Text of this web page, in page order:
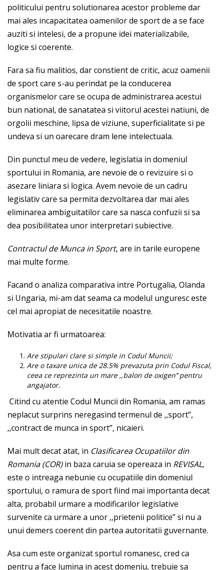
politicului pentru solutionarea acestor probleme dar
mai ales incapacitatea oamenilor de sport de a se face
auziti si intelesi, de a propune idei materializabile,
logice si coerente.
Fara sa fiu malitios, dar constient de critic, acuz oamenii
de sport care s-au perindat pe la conducerea
organismelor care se ocupa de administrarea acestui
bun national, de sanatatea si viitorul acestei natiuni, de
orgolii meschine, lipsa de viziune, superficialitate si pe
undeva si un oarecare dram lene intelectuala.
Din punctul meu de vedere, legislatia in domeniul
sportului in Romania, are nevoie de o revizuire si o
asezare liniara si logica. Avem nevoie de un cadru
legislativ care sa permita dezvoltarea dar mai ales
eliminarea ambiguitatilor care sa nasca confuzii si sa
dea posibilitatea unor interpretari subiective.
Contractul de Munca in Sport, are in tarile europene
mai multe forme.
Facand o analiza comparativa intre Portugalia, Olanda
si Ungaria, mi-am dat seama ca modelul unguresc este
cel mai apropiat de necesitatile noastre.
Motivatia ar fi urmatoarea:
Are stipulari clare si simple in Codul Muncii;
Are o taxare unica de 28.5% prevazuta prin Codul Fiscal,
ceea ce reprezinta un mare ,,balon de oxigen’’ pentru
angajator.
Citind cu atentie Codul Muncii din Romania, am ramas
neplacut surprins neregasind termenul de ,,sport’’,
,,contract de munca in sport’’, nicaieri.
Mai mult decat atat, in Clasificarea Ocupatiilor din
Romania (COR)in baza caruia se opereaza in REVISAL,
este o intreaga nebunie cu ocupatiile din domeniul
sportului, o ramura de sport fiind mai importanta decat
alta, probabil urmare a modificarilor legislative
survenite ca urmare a unor ,,prietenii politice’’ si nu a
unui demers coerent din partea autoritatii guvernante.
Asa cum este organizat sportul romanesc, cred ca
pentru a face lumina in acest domeniu, trebuie sa